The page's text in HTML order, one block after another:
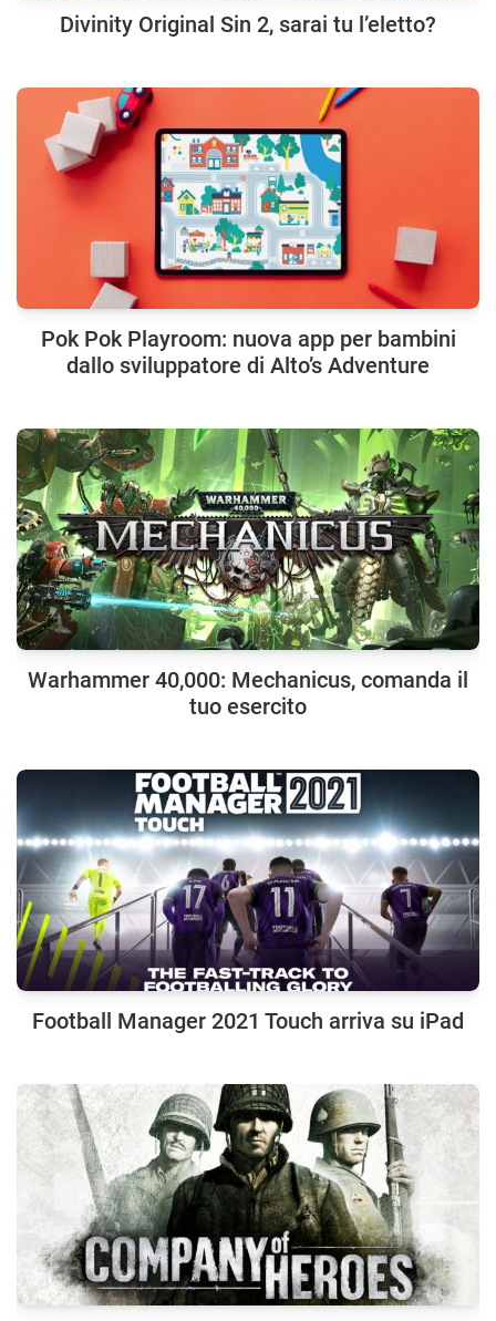
Divinity Original Sin 2, sarai tu l’eletto?
Pok Pok Playroom: nuova app per bambini
dallo sviluppatore di Alto’s Adventure
Warhammer 40,000: Mechanicus, comanda il
tuo esercito
Football Manager 2021 Touch arriva su iPad